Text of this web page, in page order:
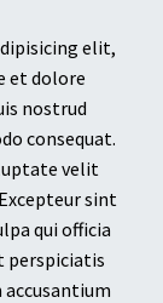
elit,
et dolore
nostrud
consequat.
velit
sint
qui officia
perspiciatis